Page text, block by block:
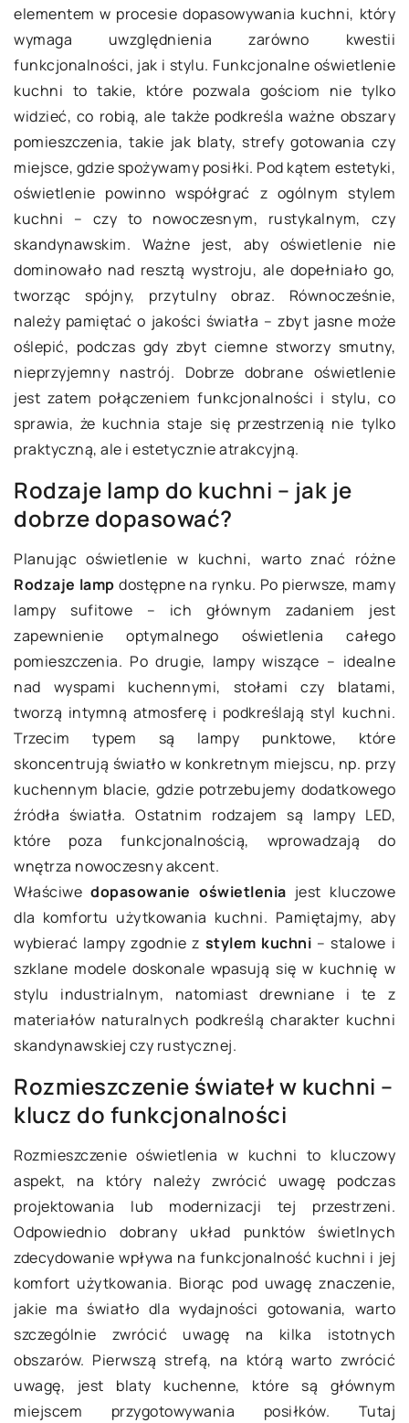
elementem w procesie dopasowywania kuchni, który
wymaga uwzględnienia zarówno kwestii
funkcjonalności, jak i stylu. Funkcjonalne oświetlenie
kuchni to takie, które pozwala gościom nie tylko
widzieć, co robią, ale także podkreśla ważne obszary
pomieszczenia, takie jak blaty, strefy gotowania czy
miejsce, gdzie spożywamy posiłki. Pod kątem estetyki,
oświetlenie powinno współgrać z ogólnym stylem
kuchni – czy to nowoczesnym, rustykalnym, czy
skandynawskim. Ważne jest, aby oświetlenie nie
dominowało nad resztą wystroju, ale dopełniało go,
tworząc spójny, przytulny obraz. Równocześnie,
należy pamiętać o jakości światła – zbyt jasne może
oślepić, podczas gdy zbyt ciemne stworzy smutny,
nieprzyjemny nastrój. Dobrze dobrane oświetlenie
jest zatem połączeniem funkcjonalności i stylu, co
sprawia, że kuchnia staje się przestrzenią nie tylko
praktyczną, ale i estetycznie atrakcyjną.
Rodzaje lamp do kuchni – jak je
dobrze dopasować?
Planując oświetlenie w kuchni, warto znać różne
Rodzaje lamp dostępne na rynku. Po pierwsze, mamy
lampy sufitowe – ich głównym zadaniem jest
zapewnienie optymalnego oświetlenia całego
pomieszczenia. Po drugie, lampy wiszące – idealne
nad wyspami kuchennymi, stołami czy blatami,
tworzą intymną atmosferę i podkreślają styl kuchni.
Trzecim typem są lampy punktowe, które
skoncentrują światło w konkretnym miejscu, np. przy
kuchennym blacie, gdzie potrzebujemy dodatkowego
źródła światła. Ostatnim rodzajem są lampy LED,
które poza funkcjonalnością, wprowadzają do
wnętrza nowoczesny akcent.
Właściwedopasowanie oświetlenia jest kluczowe
dla komfortu użytkowania kuchni. Pamiętajmy, aby
wybierać lampy zgodnie z stylem kuchni – stalowe i
szklane modele doskonale wpasują się w kuchnię w
stylu industrialnym, natomiast drewniane i te z
materiałów naturalnych podkreślą charakter kuchni
skandynawskiej czy rustycznej.
Rozmieszczenie świateł w kuchni –
klucz do funkcjonalności
Rozmieszczenie oświetlenia w kuchni to kluczowy
aspekt, na który należy zwrócić uwagę podczas
projektowania lub modernizacji tej przestrzeni.
Odpowiednio dobrany układ punktów świetlnych
zdecydowanie wpływa na funkcjonalność kuchni i jej
komfort użytkowania. Biorąc pod uwagę znaczenie,
jakie ma światło dla wydajności gotowania, warto
szczególnie zwrócić uwagę na kilka istotnych
obszarów. Pierwszą strefą, na którą warto zwrócić
uwagę, jest blaty kuchenne, które są głównym
miejscem przygotowywania posiłków. Tutaj